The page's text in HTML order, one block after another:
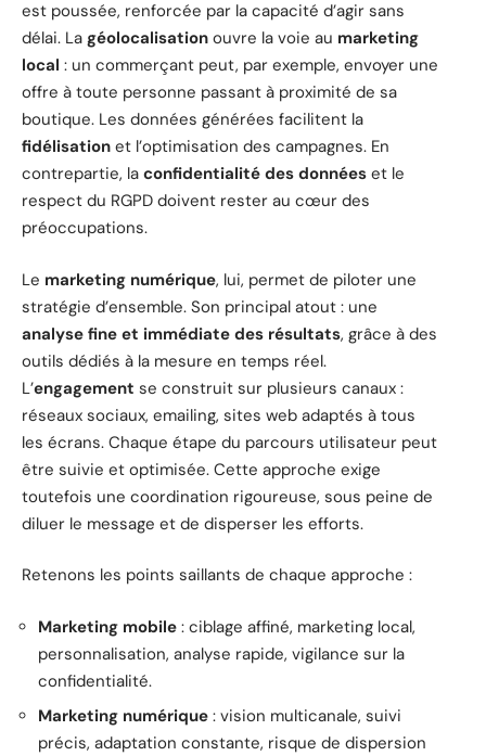
est poussée, renforcée par la capacité d’agir sans
délai. La géolocalisation ouvre la voie au marketing
local : un commerçant peut, par exemple, envoyer une
offre à toute personne passant à proximité de sa
boutique. Les données générées facilitent la
fidélisation et l’optimisation des campagnes. En
contrepartie, la confidentialité des données et le
respect du RGPD doivent rester au cœur des
préoccupations.
Le marketing numérique, lui, permet de piloter une
stratégie d’ensemble. Son principal atout : une
analyse fine et immédiate des résultats, grâce à des
outils dédiés à la mesure en temps réel.
L’engagement se construit sur plusieurs canaux :
réseaux sociaux, emailing, sites web adaptés à tous
les écrans. Chaque étape du parcours utilisateur peut
être suivie et optimisée. Cette approche exige
toutefois une coordination rigoureuse, sous peine de
diluer le message et de disperser les efforts.
Retenons les points saillants de chaque approche :
Marketing mobile : ciblage affiné, marketing local,
personnalisation, analyse rapide, vigilance sur la
confidentialité.
Marketing numérique : vision multicanale, suivi
précis, adaptation constante, risque de dispersion